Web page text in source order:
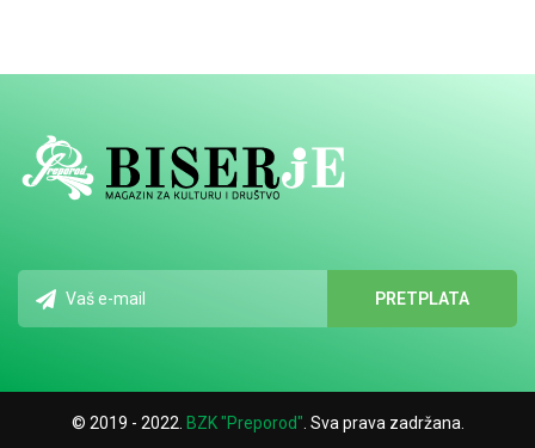
© 2019 - 2022. BZK "Preporod" . Sva prava zadržana.